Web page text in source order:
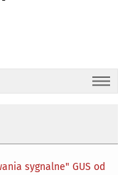
sygnalne" GUS od